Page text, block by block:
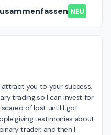
NEU
you to your success.
trading so I can invest for
of lost until I got
giving testimonies about
trader. and then I